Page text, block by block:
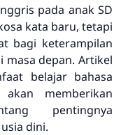
pada anak SD
kata baru, tetapi
bagi keterampilan
masa depan. Artikel
belajar bahasa
memberikan
pentingnya
dini.